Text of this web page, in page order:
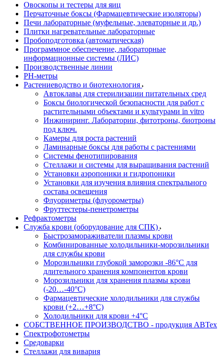
Овоскопы и тестеры для яиц
Перчаточные боксы (Фармацевтические изоляторы)
Печи лабораторные (муфельные, элеваторные и др.)
Плитки нагревательные лабораторные
Пробоподготовка (автоматическая)
Программное обеспечение, лабораторные
информационные системы (ЛИС)
Производственные линии
РH-метры
Растениеводство и биотехнология
Автоклавы для стерилизации питательных сред
Боксы биологической безопасности для работ с
растительными объектами и культурами in vitro
Инжиниринг. Лаборатории, фитотроны, биотроны
под ключ.
Камеры для роста растений
Ламинарные боксы для работы с растениями
Системы фенотипирования
Стеллажи и системы для выращивания растений
Установки аэропоники и гидропоники
Установки для изучения влияния спектрального
состава освещения
Флуориметры (флуорометры)
Фруттестеры-пенетрометры
Рефрактометры
Служба крови (оборудование для СПК)
Быстрозамораживатели плазмы крови
Комбинированные холодильники-морозильники
для службы крови
Морозильники глубокой заморозки -86°С для
длительного хранения компонентов крови
Морозильники для хранения плазмы крови
(-20…-40°С)
Фармацевтические холодильники для службы
крови (+2…+8°С)
Холодильники для крови +4°С
СОБСТВЕННОЕ ПРОИЗВОДСТВО - продукция АВТех
Спектрофотометры
Средоварки
Стеллажи для вивария